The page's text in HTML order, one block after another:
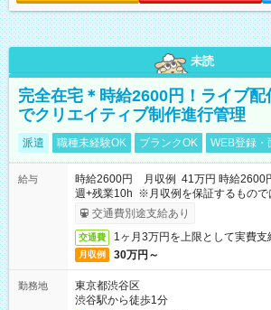
未読
完全在宅＊時給2600円！ライブ配
でクリエイティブ制作進行管理
派遣 職種未経験OK ブランクOK WEB登録・
給与
時給2600円 月収例 41万円 時給2600
週+残業10h ※月収例を保証するもの
受取りサービス利用可（利用条件有）
交通費別途支給あり
交通費 1ヶ月3万円を上限として実費支
月収例 30万円～
勤務地
東京都渋谷区
渋谷駅から徒歩1分